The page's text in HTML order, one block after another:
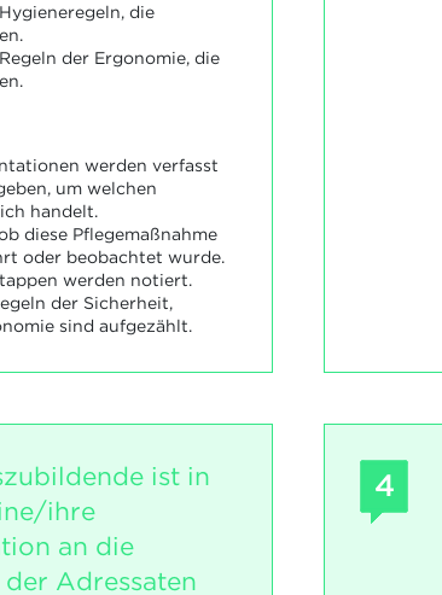
die
der Ergonomie, die
werden verfasst
um welchen
handelt.
diese Pflegemaßnahme
oder beobachtet wurde.
werden notiert.
der Sicherheit,
sind aufgezählt.
ist in
ihre
an die
Adressaten
4